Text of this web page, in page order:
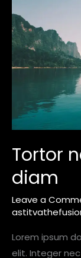
Tortor
diam
Leave a
Lorem ipsum
elit. Integer
diam